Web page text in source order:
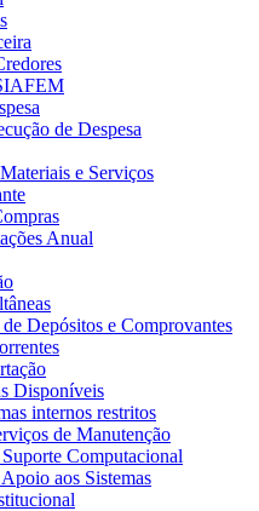
de Despesa
e Serviços
Anual
Depósitos e Comprovantes
Disponíveis
internos restritos
de Manutenção
Computacional
aos Sistemas